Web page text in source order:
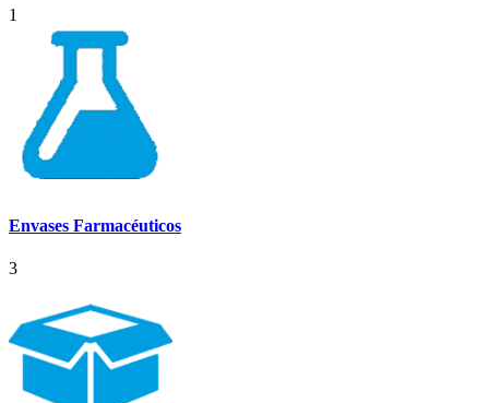
1
Envases Farmacéuticos
3